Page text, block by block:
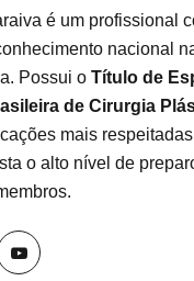
é um profissional
nacional
Possui o Título de
de Cirurgia
mais
o alto nível de